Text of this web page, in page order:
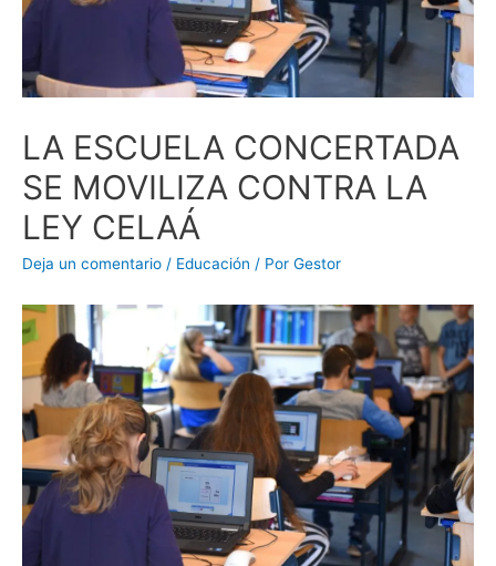
LA ESCUELA CONCERTADA
SE MOVILIZA CONTRA LA
LEY CELAÁ
Deja un comentario / Educación / Por Gestor